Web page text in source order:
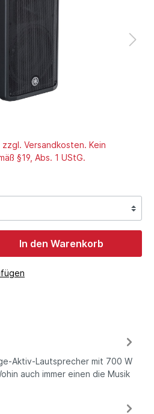
Versandkosten. Kein
§19, Abs. 1 UStG.
In den Warenkorb
Aktiv-Lautsprecher mit 700 W
auch immer einen die Musik